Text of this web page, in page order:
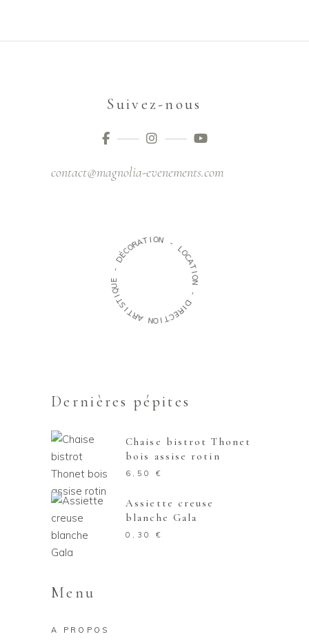
Suivez-nous
contact@magnolia-evenements.com
D
ÉCORAT ION -
L
O
C
A
T
I
O
N
-
D
I
R
E
C
T
I
O
N
A
R
T
I
S
T
I
Q
U
E
-
Dernières pépites
Chaise bistrot Thonet
bois assise rotin
6,50 €
Assiette creuse
blanche Gala
0,30 €
Menu
A PROPOS